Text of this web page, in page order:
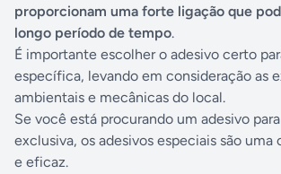
proporcionam uma forte ligação que
longo período de tempo.
É importante escolher o adesivo certo
específica, levando em consideração as
ambientais e mecânicas do local.
Se você está procurando um adesivo
exclusiva, os adesivos especiais são
e eficaz.